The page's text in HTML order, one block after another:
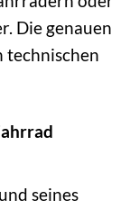
Die genauen
technischen
seines